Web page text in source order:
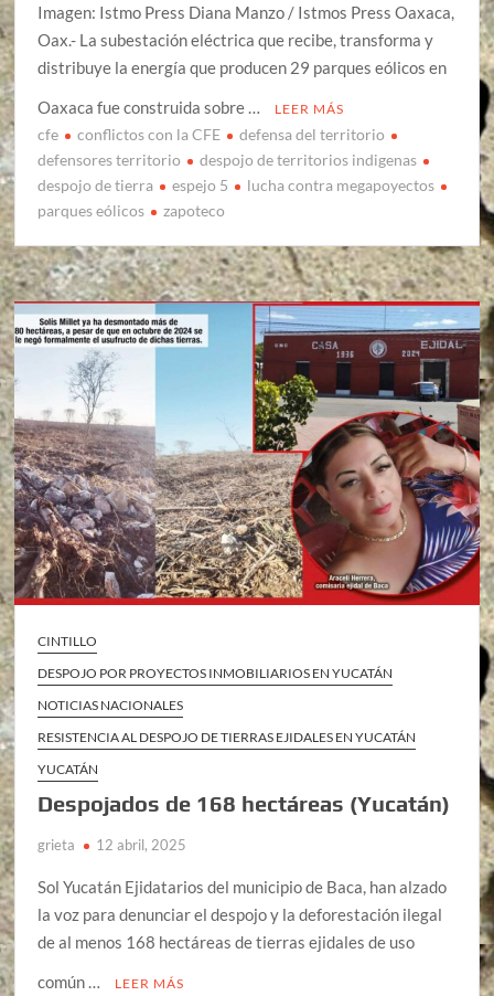
Imagen: Istmo Press Diana Manzo / Istmos Press Oaxaca,
Oax.- La subestación eléctrica que recibe, transforma y
distribuye la energía que producen 29 parques eólicos en
Oaxaca fue construida sobre …
LEER MÁS
cfe conflictos con la CFE
defensa del territorio
defensores territorio
despojo de territorios indigenas
despojo de tierra
espejo 5
lucha contra megapoyectos
parques eólicos
zapoteco
CINTILLO
DESPOJO POR PROYECTOS INMOBILIARIOS EN YUCATÁN
NOTICIAS NACIONALES
RESISTENCIA AL DESPOJO DE TIERRAS EJIDALES EN YUCATÁN
YUCATÁN
Despojados de 168 hectáreas (Yucatán)
grieta 12 abril, 2025
Sol Yucatán Ejidatarios del municipio de Baca, han alzado
la voz para denunciar el despojo y la deforestación ilegal
de al menos 168 hectáreas de tierras ejidales de uso
común …
LEER MÁS